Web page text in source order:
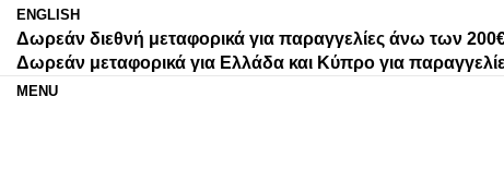
ENGLISH
Δωρεάν διεθνή μεταφορικά για παραγγελίες άνω των
Δωρεάν μεταφορικά για Ελλάδα και Κύπρο για
MENU